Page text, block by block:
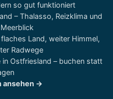
so gut funktioniert
– Thalasso, Reizklima und
Land, weiter Himmel,
Radwege
Ostfriesland – buchen statt
ansehen →